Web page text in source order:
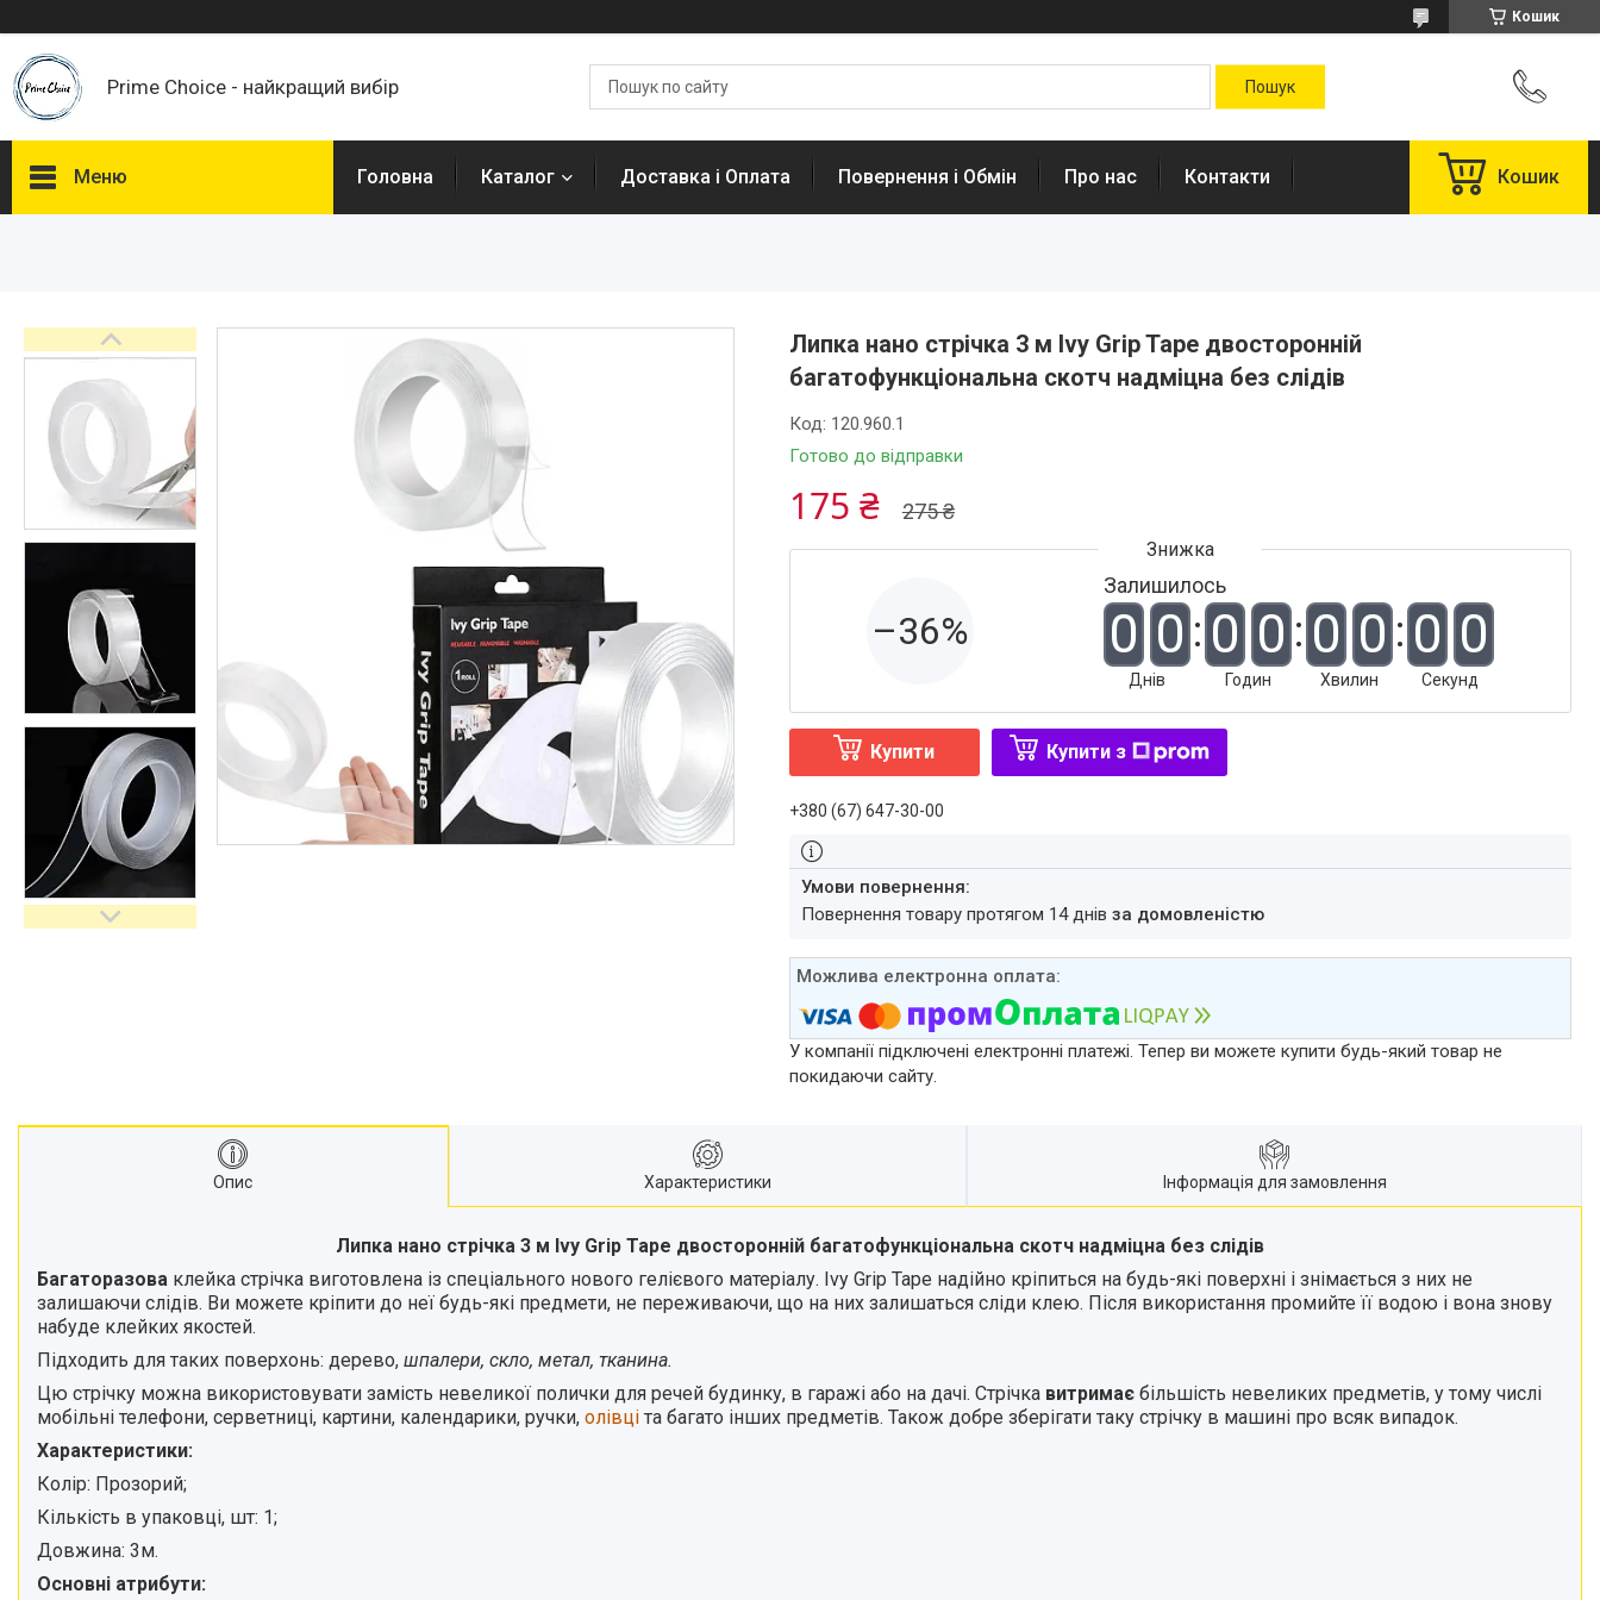
Кошик
Prime Choice - найкращий вибір
Меню
Договір публічної оферти
Відгуки
Головна Каталог Доставка і Оплата Повернення і Обмін Про нас Контакти Кошик
Липка нано стрічка 3 м Ivy Grip Tape двосторонній
багатофункціональна скотч надміцна без слідів
Готово до відправки
Код: 120.960.1
275 ₴
175 ₴
–36%
Залишилось
0 0
Днів
0 0
Годин
0 0
Хвилин
0 0
Секунд
Купити Купити з
+380 (67) 647-30-00
повернення товару протягом 14 днів за домовленістю
У компанії підключені електронні платежі. Тепер ви можете купити будь-який товар не
покидаючи сайту.
Опис Характеристики Інформація для замовлення
Липка нано стрічка 3 м Ivy Grip Tape двосторонній багатофункціональна скотч надміцна без слідів
Багаторазова клейка стрічка виготовлена із спеціального нового гелієвого матеріалу. Ivy Grip Tape надійно кріпиться на будь-які поверхні і знімається з них не
залишаючи слідів. Ви можете кріпити до неї будь-які предмети, не переживаючи, що на них залишаться сліди клею. Після використання промийте її водою і вона знову
набуде клейких якостей.
Підходить для таких поверхонь: дерево, шпалери, скло, метал, тканина.
Цю стрічку можна використовувати замість невеликої полички для речей будинку, в гаражі або на дачі. Стрічка витримає більшість невеликих предметів, у тому числі
мобільні телефони, серветниці, картини, календарики, ручки, олівці та багато інших предметів. Також добре зберігати таку стрічку в машині про всяк випадок.
Характеристики:
Колір: Прозорий;
Кількість в упаковці, шт: 1;
Довжина: 3м.
Основні атрибути: